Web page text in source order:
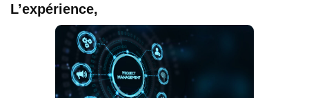
L’expérience,